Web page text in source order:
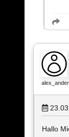
Hallo